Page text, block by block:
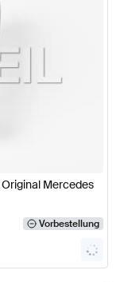
Mercedes
Vorbestellung